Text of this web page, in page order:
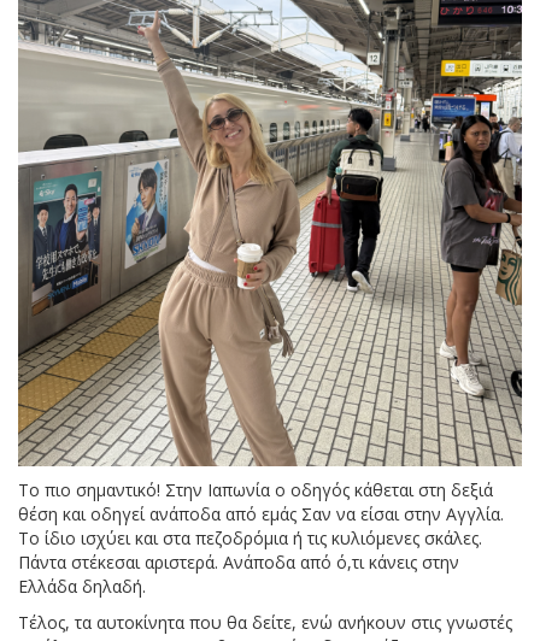
Το πιο σημαντικό! Στην Ιαπωνία ο οδηγός κάθεται στη δεξιά
θέση και οδηγεί ανάποδα από εμάς Σαν να είσαι στην Αγγλία.
Το ίδιο ισχύει και στα πεζοδρόμια ή τις κυλιόμενες σκάλες.
Πάντα στέκεσαι αριστερά. Ανάποδα από ό,τι κάνεις στην
Ελλάδα δηλαδή.
Τέλος, τα αυτοκίνητα που θα δείτε, ενώ ανήκουν στις γνωστές